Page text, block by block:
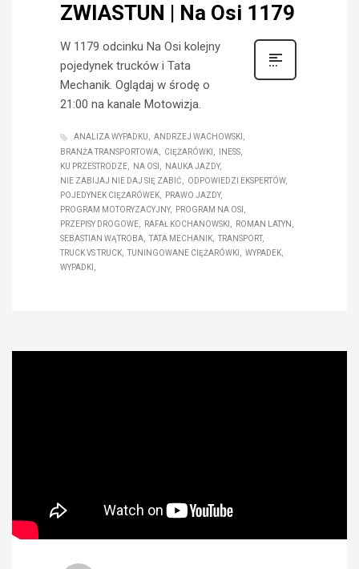
ZWIASTUN | Na Osi 1179
W 1179 odcinku Na Osi kolejny
pojedynek trucków i Tata
Mechanik. Oglądaj w środę o
21:00 na kanale Motowizja.
ANALIZA WYPADKU
ANDRZEJ WACHOWSKI
BRANŻA TRANSPORTOWA
CIĘŻARÓWKI
INESS
KU PRZESTRODZE
NA OSI
NAUKA JAZDY
NIE ZABIJAJ NIE DAJ SIĘ ZABIĆ
ODPOWIEDZI EKSPERTÓW
POJEDYNEK CIĘŻARÓWEK
PRAWO JAZDY
PROGRAM MOTORYZACYJNY
PROGRAM NA OSI
PRZEPISY DROGOWE
RAFAŁ KOCHANOWSKI
ROMAN LATYN
SEBASTIAN WĄTROBA
TATA MECHANIK
TRANSPORT
TRUCK VS TRUCK
TUNINGOWANE CIĘŻARÓWKI
WYPADEK
WYPADKI